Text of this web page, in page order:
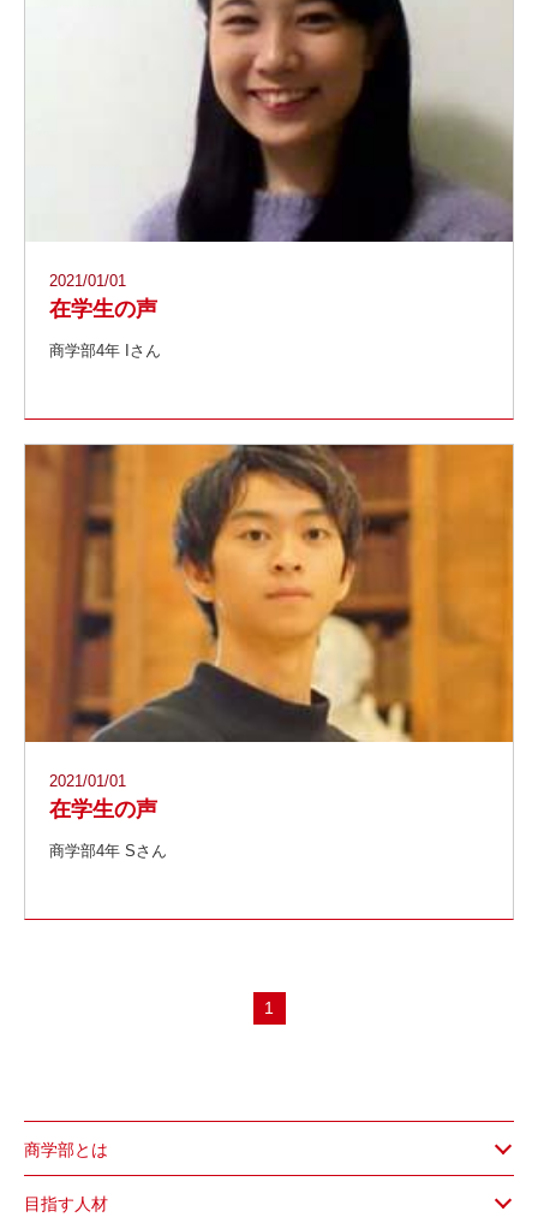
2021/01/01
在学生の声
商学部4年 Iさん
2021/01/01
在学生の声
商学部4年 Sさん
1
商学部とは
目指す人材